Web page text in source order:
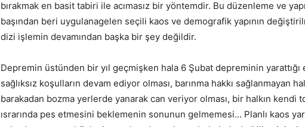
bırakmak en basit tabiri ile acımasız bir yöntemdir. Bu düzenleme ve
başından beri uygulanagelen seçili kaos ve demografik yapının
dizi işlemin devamından başka bir şey değildir.
Depremin üstünden bir yıl geçmişken hala 6 Şubat depreminin
sağlıksız koşulların devam ediyor olması, barınma hakkı sağlanmayan
barakadan bozma yerlerde yanarak can veriyor olması, bir halkın kendi
ısrarında pes etmesini beklemenin sonunun gelmemesi… Planlı kaos